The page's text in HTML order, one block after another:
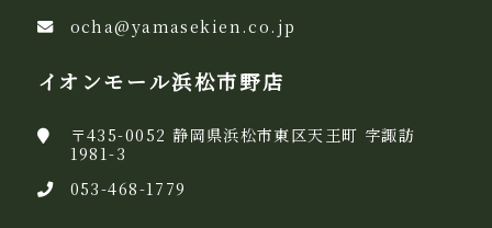
ocha@yamasekien.co.jp
イオンモール浜松市野店
〒435-0052 静岡県浜松市東区天王町 字諏訪
1981-3
053-468-1779